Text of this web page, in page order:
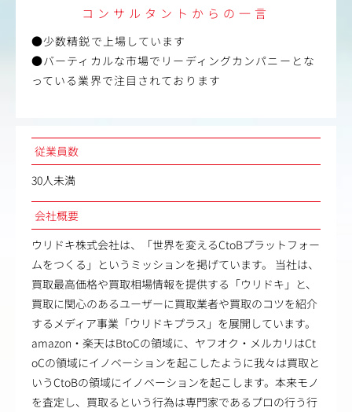
コンサルタントからの一言
●少数精鋭で上場しています
●バーティカルな市場でリーディングカンパニーとな
っている業界で注目されております
従業員数
30人未満
会社概要
ウリドキ株式会社は、「世界を変えるCtoBプラットフォー
ムをつくる」というミッションを掲げています。 当社は、
買取最高価格や買取相場情報を提供する「ウリドキ」と、
買取に関心のあるユーザーに買取業者や買取のコツを紹介
するメディア事業「ウリドキプラス」を展開しています。
amazon・楽天はBtoCの領域に、ヤフオク・メルカリはCt
oCの領域にイノベーションを起こしたように我々は買取と
いうCtoBの領域にイノベーションを起こします。本来モノ
を査定し、買取るという行為は専門家であるプロの行う行